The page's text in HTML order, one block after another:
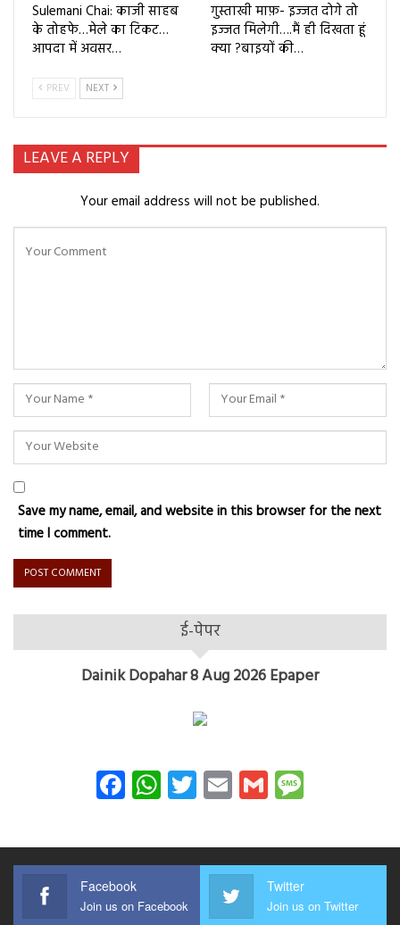
Sulemani Chai: काजी साहब
के तोहफे…मेले का टिकट…
आपदा में अवसर…
गुस्ताखी माफ़- इज्जत दोगे तो
इज्जत मिलेगी….मैं ही दिखता हूं
क्या ?बाइयों की…
PREV NEXT
LEAVE A REPLY
Your email address will not be published.
Save my name, email, and website in this browser for the next
time I comment.
ई-पेपर
Dainik Dopahar 8 Aug 2026 Epaper
Facebook
WhatsApp
Twitter
EmailGmail
Facebook
Join us on Facebook
Twitter
Join us on Twitter